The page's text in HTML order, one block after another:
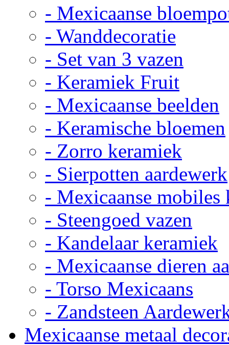
- Mexicaanse
- Wanddecoratie
- Set van 3 vazen
- Keramiek Fruit
- Mexicaanse beelden
- Keramische bloemen
- Zorro keramiek
- Sierpotten aardewerk
- Mexicaanse mobiles
- Steengoed vazen
- Kandelaar keramiek
- Mexicaanse dieren
- Torso Mexicaans
- Zandsteen
Mexicaanse metaal